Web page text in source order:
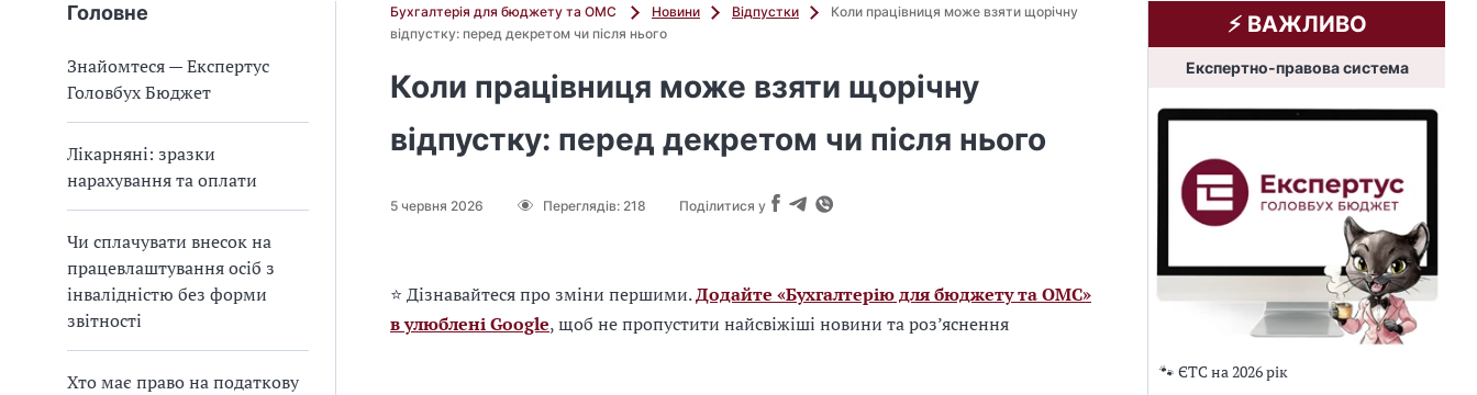
Головне
Знайомтеся — Експертус
Головбух Бюджет
Лікарняні: зразки
нарахування та оплати
Чи сплачувати внесок на
працевлаштування осіб з
інвалідністю без форми
звітності
Хто має право на податкову
Бухгалтерія для бюджету та ОМС Новини Відпустки
Коли працівниця може взяти щорічну
відпустку: перед декретом чи після нього
Коли працівниця може взяти щорічну
відпустку: перед декретом чи після нього
5 червня 2026 Переглядів: 218 Поділитися у
⭐ Дізнавайтеся про зміни першими.Додайте «Бухгалтерію для бюджету та ОМС»
в улюблені Google, щоб не пропустити найсвіжіші новини та роз’яснення
⚡️ ВАЖЛИВО
Експертно-правова система
🐾 ЄТС на 2026 рік